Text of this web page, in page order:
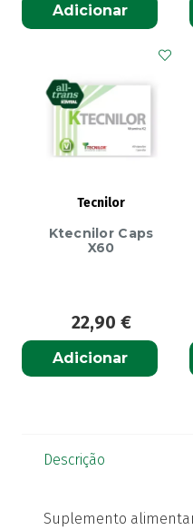
Adicionar
Tecnilor
Ktecnilor Caps
X60
22,90 €
Adicionar
Descrição
Suplemento